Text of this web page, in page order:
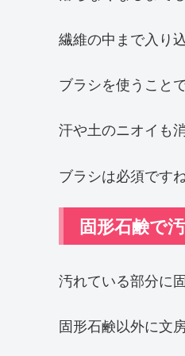
繊維の中まで入り
ブラシを使うこと
汗や土のニオイも
ブラシは必須です
固形石鹸で
汚れている部分に
固形石鹸以外に文